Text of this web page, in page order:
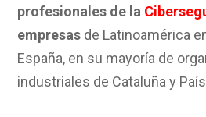
profesionales de la
empresas de Latinoamérica
España, en su mayoría de
industriales de Cataluña y